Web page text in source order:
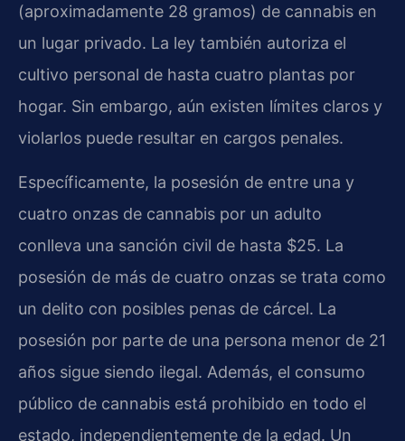
(aproximadamente 28 gramos) de cannabis en
un lugar privado. La ley también autoriza el
cultivo personal de hasta cuatro plantas por
hogar. Sin embargo, aún existen límites claros y
violarlos puede resultar en cargos penales.
Específicamente, la posesión de entre una y
cuatro onzas de cannabis por un adulto
conlleva una sanción civil de hasta $25. La
posesión de más de cuatro onzas se trata como
un delito con posibles penas de cárcel. La
posesión por parte de una persona menor de 21
años sigue siendo ilegal. Además, el consumo
público de cannabis está prohibido en todo el
estado, independientemente de la edad. Un